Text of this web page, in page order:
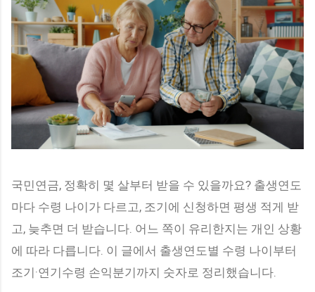
준 (3가지 중 하나) 국민기초생활수급자 차상위계층 기초연금
수급자 소득 기준을 충족하더라도 아래 요보호 상황에 해당해
야 합니다. 독거·조손·고령 부부 가구 어르신 신체 기능 저하로
일상생활 지원이 필요한 어르신 인지 저하·우울감 등 정신적 어
려움이 있는 어르신 고독사·자살 위험이 높은 어르신 기초연금
을 받고 계신다면 대부분 소득 기준을 충족합니다. 기초연금 수
급 여부가 확인되지 않으신 분은 → 기초연금 수급자격·신청방
법 가이드 를 먼저 확인해보세요. 받을 수 없는 경우 — 중복 불
가 서비스 다음 서비스를 이미 이용 중이라면 노인맞춤돌봄서
문지원사업 이용자 유사 재가서비스 중복 보훈재가복지서비스
이용자 보훈처 별도 돌봄 ...
국민연금, 정확히 몇 살부터 받을 수 있을까요? 출생연도
마다 수령 나이가 다르고, 조기에 신청하면 평생 적게 받
고, 늦추면 더 받습니다. 어느 쪽이 유리한지는 개인 상황
에 따라 다릅니다. 이 글에서 출생연도별 수령 나이부터
조기·연기수령 손익분기까지 숫자로 정리했습니다.